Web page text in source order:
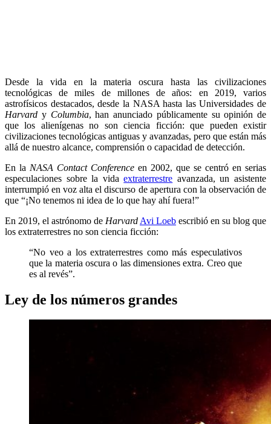
Desde la vida en la materia oscura hasta las civilizaciones
tecnológicas de miles de millones de años: en 2019, varios
astrofísicos destacados, desde la NASA hasta las Universidades de
Harvard y Columbia, han anunciado públicamente su opinión de
que los alienígenas no son ciencia ficción: que pueden existir
civilizaciones tecnológicas antiguas y avanzadas, pero que están más
allá de nuestro alcance, comprensión o capacidad de detección.
En la NASA Contact Conference en 2002, que se centró en serias
especulaciones sobre la vidaextraterrestre avanzada, un asistente
interrumpió en voz alta el discurso de apertura con la observación de
que “¡No tenemos ni idea de lo que hay ahí fuera!”
En 2019, el astrónomo de Harvard Avi Loeb escribió en su blog que
los extraterrestres no son ciencia ficción:
“No veo a los extraterrestres como más especulativos
que la materia oscura o las dimensiones extra. Creo que
es al revés”.
Ley de los números grandes